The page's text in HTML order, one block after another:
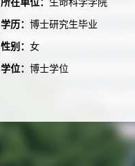
所在单位： 生命科学学院
学历： 博士研究生毕业
性别： 女
学位： 博士学位